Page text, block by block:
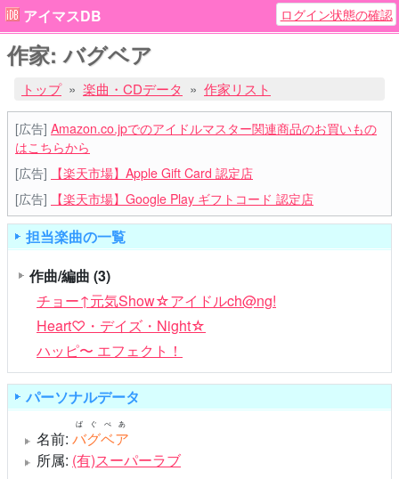
アイマスDB ログイン状態の確認
作家: バグベア
トップ 楽曲・CDデータ 作家リスト
[広告] Amazon.co.jpでのアイドルマスター関連商品のお買いもの
はこちらから
[広告]
【楽天市場】Apple Gift Card 認定店
[広告]
【楽天市場】Google Play ギフトコード 認定店
担当楽曲の一覧
作曲/編曲 (3)
チョー↑元気Show☆アイドルch@ng!
Heart♡・デイズ・Night☆
ハッピ〜 エフェクト！
パーソナルデータ
名前: バグベア
ばぐべあ
所属: (有)スーパーラブ